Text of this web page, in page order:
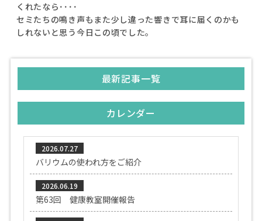
くれたなら････
セミたちの鳴き声もまた少し違った響きで耳に届くのかも
しれないと思う今日この頃でした。
最新記事一覧
カレンダー
2026.07.27
バリウムの使われ方をご紹介
2026.06.19
第63回 健康教室開催報告